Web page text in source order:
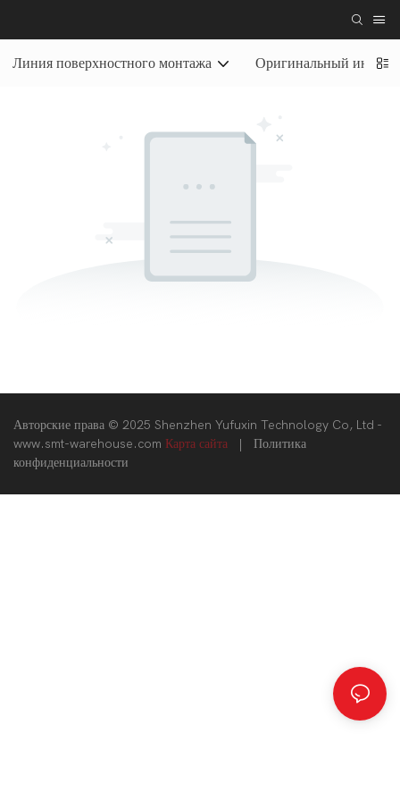
Линия поверхностного монтажа Оригинальный
Авторские права © 2025 Shenzhen Yufuxin Technology Co, Ltd -
www.smt-warehouse.com Карта сайта
Политика
конфиденциальности